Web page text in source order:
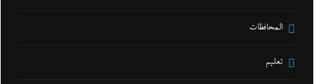
المحافظات
تعليم